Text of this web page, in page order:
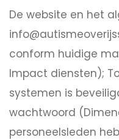
De website en het
conform huidige
Impact diensten);
systemen is
wachtwoord
personeelsleden